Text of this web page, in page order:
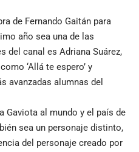
de Fernando Gaitán para
año sea una de las
del canal es Adriana Suárez,
‘Allá te espero’ y
avanzadas alumnas del
Gaviota al mundo y el país de
sea un personaje distinto,
del personaje creado por